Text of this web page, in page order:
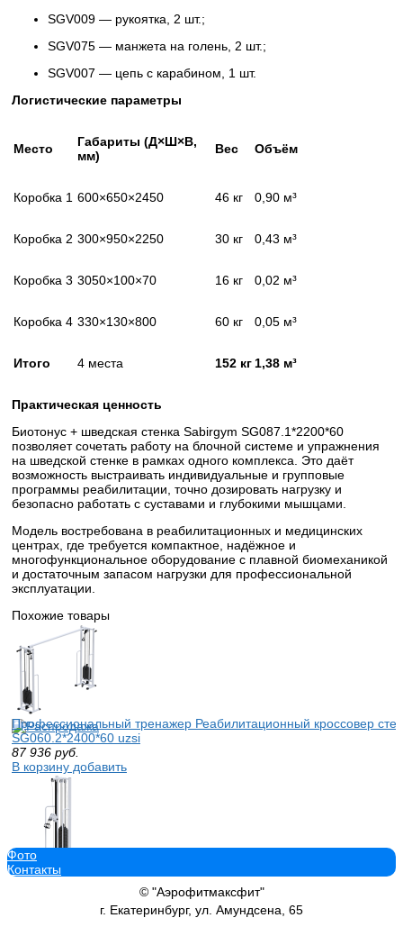
SGV009 — рукоятка, 2 шт.;
SGV075 — манжета на голень, 2 шт.;
SGV007 — цепь с карабином, 1 шт.
Логистические параметры
Место
Габариты (Д×Ш×В,
мм)
Вес Объём
Коробка 1 600×650×2450 46 кг 0,90 м³
Коробка 2 300×950×2250 30 кг 0,43 м³
Коробка 3 3050×100×70 16 кг 0,02 м³
Коробка 4 330×130×800 60 кг 0,05 м³
Итого 4 места 152 кг 1,38 м³
Практическая ценность
Биотонус + шведская стенка Sabirgym SG087.1*2200*60
позволяет сочетать работу на блочной системе и упражнения
на шведской стенке в рамках одного комплекса. Это даёт
возможность выстраивать индивидуальные и групповые
программы реабилитации, точно дозировать нагрузку и
безопасно работать с суставами и глубокими мышцами.
Модель востребована в реабилитационных и медицинских
центрах, где требуется компактное, надёжное и
многофункциональное оборудование с плавной биомеханикой
и достаточным запасом нагрузки для профессиональной
эксплуатации.
Похожие товары
Профессиональный тренажер Реабилитационный кроссовер стек
SG060.2*2400*60 uzsi
87 936 руб.
В корзину добавить
Профессиональный силовой тренажер на жим стоя Sabirgym
В корзину добавить
Фото
Контакты
© "Аэрофитмаксфит"
г. Екатеринбург, ул. Амундсена, 65